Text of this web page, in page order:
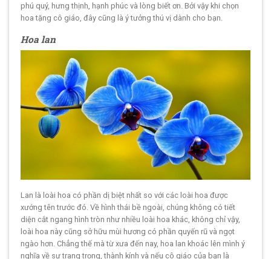
phú quý, hưng thịnh, hạnh phúc và lòng biết ơn. Bởi vậy khi chọn
hoa tặng cô giáo, đây cũng là ý tưởng thú vị dành cho bạn.
Hoa lan
Lan là loài hoa có phần dị biệt nhất so với các loài hoa được
xướng tên trước đó. Về hình thái bề ngoài, chúng không có tiết
diện cắt ngang hình tròn như nhiều loài hoa khác, không chỉ vậy,
loài hoa này cũng sở hữu mùi hương có phần quyến rũ và ngọt
ngào hơn. Chẳng thế mà từ xưa đến nay, hoa lan khoác lên mình ý
nghĩa về sự trang trọng, thành kính và nếu cô giáo của bạn là